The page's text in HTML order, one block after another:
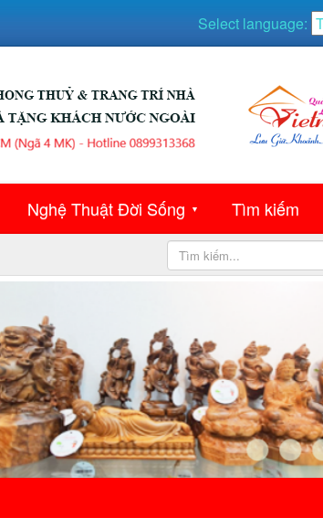
Nghệ Thuật Đời Sống ▼ Tìm kiếm
Select language: